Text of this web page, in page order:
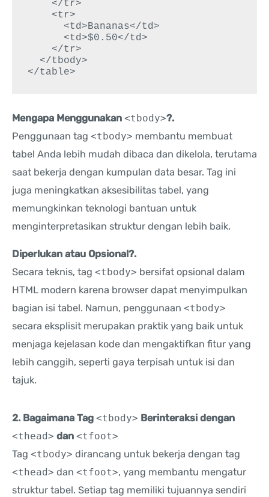
</table>
Mengapa Menggunakan <tbody>?.
Penggunaan tag <tbody> membantu membuat
tabel Anda lebih mudah dibaca dan dikelola, terutama
saat bekerja dengan kumpulan data besar. Tag ini
juga meningkatkan aksesibilitas tabel, yang
memungkinkan teknologi bantuan untuk
menginterpretasikan struktur dengan lebih baik.
Diperlukan atau Opsional?.
Secara teknis, tag <tbody> bersifat opsional dalam
HTML modern karena browser dapat menyimpulkan
bagian isi tabel. Namun, penggunaan <tbody>
secara eksplisit merupakan praktik yang baik untuk
menjaga kejelasan kode dan mengaktifkan fitur yang
lebih canggih, seperti gaya terpisah untuk isi dan
tajuk.
2. Bagaimana Tag <tbody> Berinteraksi dengan
<thead> dan <tfoot>
Tag <tbody> dirancang untuk bekerja dengan tag
<thead> dan <tfoot>, yang membantu mengatur
struktur tabel. Setiap tag memiliki tujuannya sendiri